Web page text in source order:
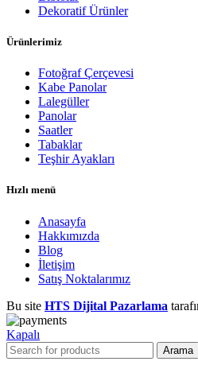
Dekoratif Ürünler
Ürünlerimiz
Fotoğraf Çerçevesi
Kabe Panolar
Lalegüller
Panolar
Saatler
Tabaklar
Teşhir Ayakları
Hızlı menü
Anasayfa
Hakkımızda
Blog
İletişim
Satış Noktalarımız
Bu site HTS Dijital Pazarlama
Kapalı
Arama